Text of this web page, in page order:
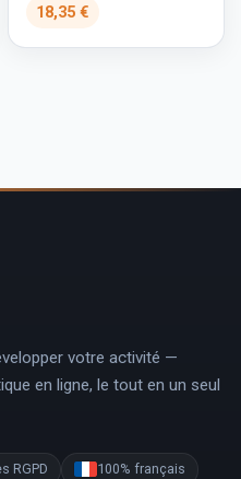
18,35 €
votre activité —
en ligne, le tout en un seul
RGPD 100% français